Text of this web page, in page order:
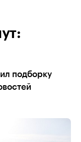
подборку